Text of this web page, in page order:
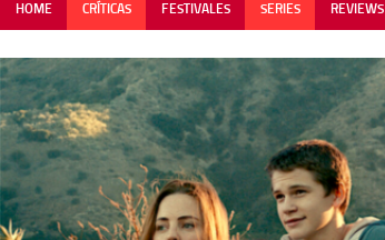
HOME CRÍTICAS FESTIVALES SERIES REVIEWS